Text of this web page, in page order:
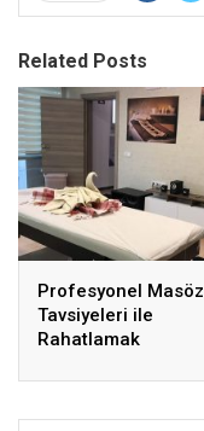
Related Posts
Profesyonel Masöz
Tavsiyeleri ile
Rahatlamak